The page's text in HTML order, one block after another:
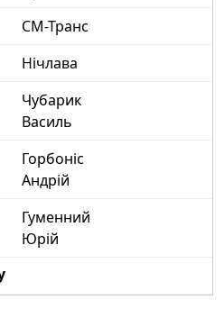
СМ-Транс
Нічлава
Чубарик
Василь
Горбоніс
Андрій
Гуменний
Юрій